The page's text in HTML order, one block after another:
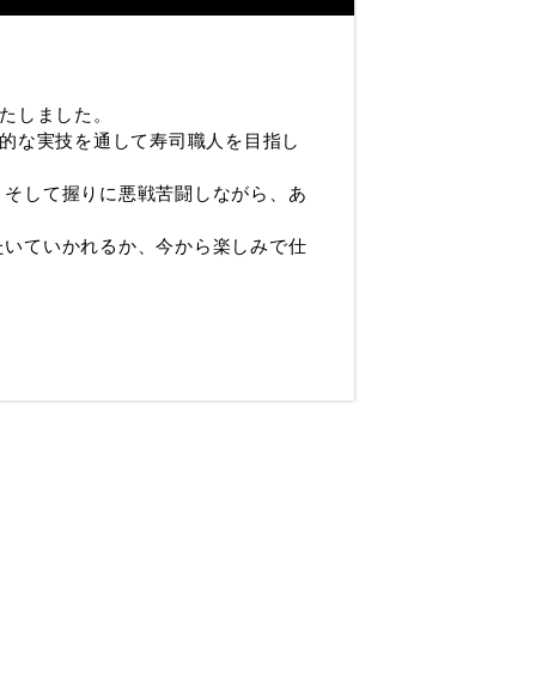
しました。
な実技を通して寿司職人を目指し
して握りに悪戦苦闘しながら、あ
ていかれるか、今から楽しみで仕